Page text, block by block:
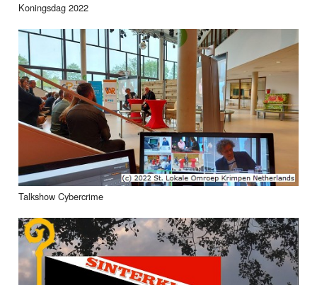
Koningsdag 2022
Talkshow Cybercrime